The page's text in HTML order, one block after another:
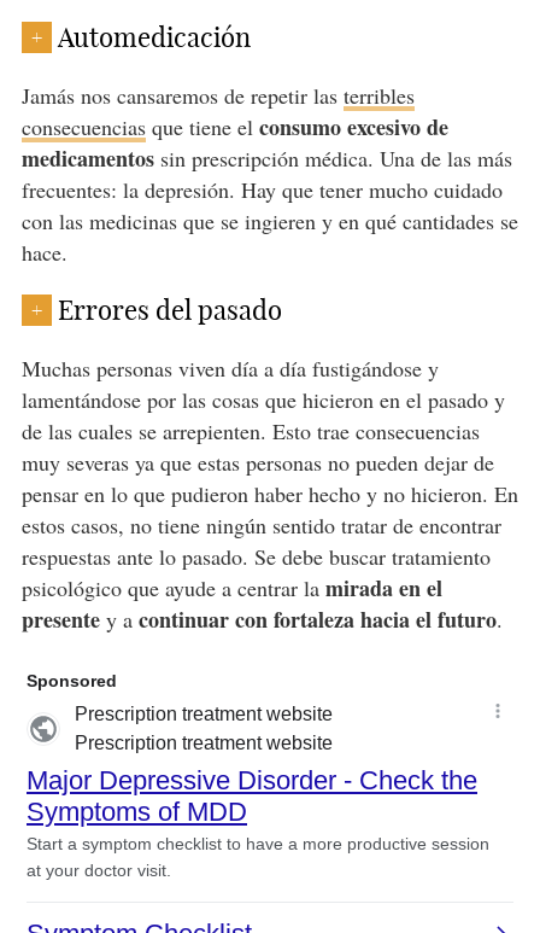
+ Automedicación
Jamás nos cansaremos de repetir las terribles
consecuenciasque tiene el consumo excesivo de
medicamentossin prescripción médica. Una de las más
frecuentes: la depresión. Hay que tener mucho cuidado
con las medicinas que se ingieren y en qué cantidades se
hace.
+ Errores del pasado
Muchas personas viven día a día fustigándose y
lamentándose por las cosas que hicieron en el pasado y
de las cuales se arrepienten. Esto trae consecuencias
muy severas ya que estas personas no pueden dejar de
pensar en lo que pudieron haber hecho y no hicieron. En
estos casos, no tiene ningún sentido tratar de encontrar
respuestas ante lo pasado. Se debe buscar tratamiento
psicológico que ayude a centrar la mirada en el
presentey a continuar con fortaleza hacia el futuro.